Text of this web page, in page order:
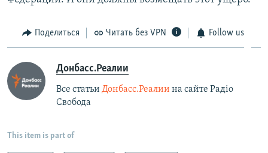
Поделиться Читать без VPN Follow us
Донбасс.Реалии
Все статьи Донбасс.Реалии на сайте Радіо
Свобода
This item is part of